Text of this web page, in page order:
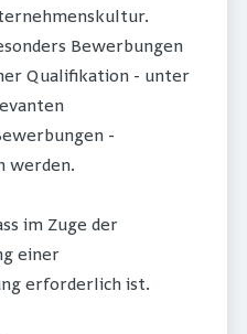
Bewerbungen
Qualifikation - unter
-
werden.
im Zuge der
einer
erforderlich ist.